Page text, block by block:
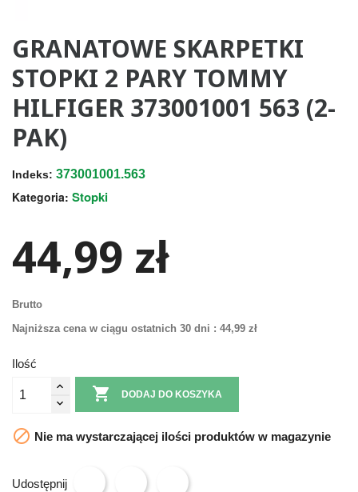
GRANATOWE SKARPETKI
STOPKI 2 PARY TOMMY
HILFIGER 373001001 563 (2-
PAK)
Indeks: 373001001.563
Kategoria: Stopki
44,99 zł
Brutto
Najniższa cena w ciągu ostatnich 30 dni : 44,99 zł
Ilość
 DODAJ DO KOSZYKA
 Nie ma wystarczającej ilości produktów w magazynie
Udostępnij